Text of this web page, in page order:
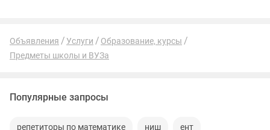
Объявления Услуги
Образование, курсы
Предметы школы и ВУЗа
Популярные запросы
репетиторы по математике ниш ент